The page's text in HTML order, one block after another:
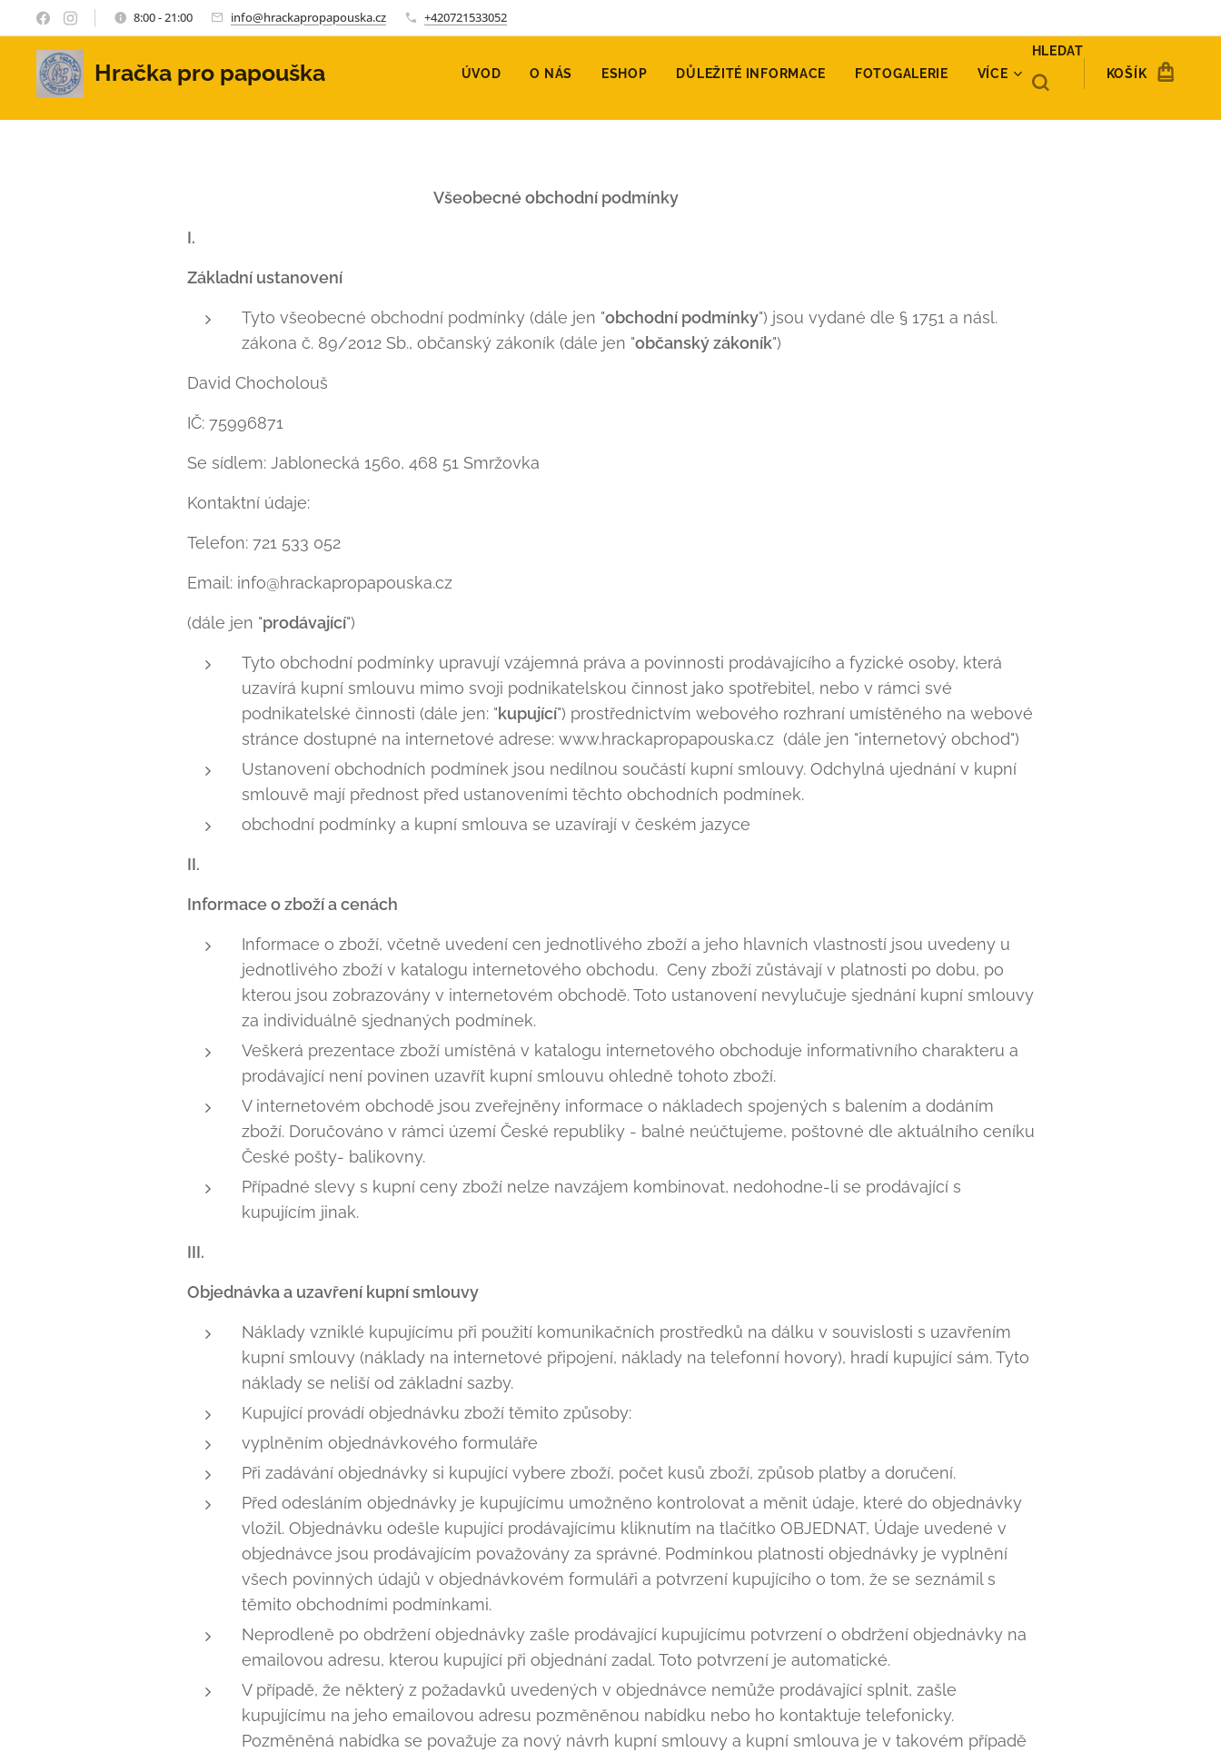
8:00 - 21:00 info@hrackapropapouska.cz +420721533052
Hračka pro papouška ÚVOD O NÁS ESHOP DŮLEŽITÉ INFORMACE FOTOGALERIE VÍCE
HLEDAT
KOŠÍK
Všeobecné obchodní podmínky
I.
Základní ustanovení
Tyto všeobecné obchodní podmínky (dále jen "obchodní podmínky") jsou vydané dle § 1751 a násl.
zákona č. 89/2012 Sb., občanský zákoník (dále jen "občanský zákoník")
David Chocholouš
IČ: 75996871
Se sídlem: Jablonecká 1560, 468 51 Smržovka
Kontaktní údaje:
Telefon: 721 533 052
Email: info@hrackapropapouska.cz
(dále jen "prodávající")
Tyto obchodní podmínky upravují vzájemná práva a povinnosti prodávajícího a fyzické osoby, která
uzavírá kupní smlouvu mimo svoji podnikatelskou činnost jako spotřebitel, nebo v rámci své
podnikatelské činnosti (dále jen: "kupující") prostřednictvím webového rozhraní umístěného na webové
stránce dostupné na internetové adrese: www.hrackapropapouska.cz (dále jen "internetový obchod")
Ustanovení obchodních podmínek jsou nedílnou součástí kupní smlouvy. Odchylná ujednání v kupní
smlouvě mají přednost před ustanoveními těchto obchodních podmínek.
obchodní podmínky a kupní smlouva se uzavírají v českém jazyce
II.
Informace o zboží a cenách
Informace o zboží, včetně uvedení cen jednotlivého zboží a jeho hlavních vlastností jsou uvedeny u
jednotlivého zboží v katalogu internetového obchodu. Ceny zboží zůstávají v platnosti po dobu, po
kterou jsou zobrazovány v internetovém obchodě. Toto ustanovení nevylučuje sjednání kupní smlouvy
za individuálně sjednaných podmínek.
Veškerá prezentace zboží umístěná v katalogu internetového obchoduje informativního charakteru a
prodávající není povinen uzavřít kupní smlouvu ohledně tohoto zboží.
V internetovém obchodě jsou zveřejněny informace o nákladech spojených s balením a dodáním
zboží. Doručováno v rámci území České republiky - balné neúčtujeme, poštovné dle aktuálního ceníku
České pošty- balikovny.
Případné slevy s kupní ceny zboží nelze navzájem kombinovat, nedohodne-li se prodávající s
kupujícím jinak.
III.
Objednávka a uzavření kupní smlouvy
Náklady vzniklé kupujícímu při použití komunikačních prostředků na dálku v souvislosti s uzavřením
kupní smlouvy (náklady na internetové připojení, náklady na telefonní hovory), hradí kupující sám. Tyto
náklady se neliší od základní sazby.
Kupující provádí objednávku zboží těmito způsoby:
vyplněním objednávkového formuláře
Při zadávání objednávky si kupující vybere zboží, počet kusů zboží, způsob platby a doručení.
Před odesláním objednávky je kupujícímu umožněno kontrolovat a měnit údaje, které do objednávky
vložil. Objednávku odešle kupující prodávajícímu kliknutím na tlačítko OBJEDNAT, Údaje uvedené v
objednávce jsou prodávajícím považovány za správné. Podmínkou platnosti objednávky je vyplnění
všech povinných údajů v objednávkovém formuláři a potvrzení kupujícího o tom, že se seznámil s
těmito obchodními podmínkami.
Neprodleně po obdržení objednávky zašle prodávající kupujícímu potvrzení o obdržení objednávky na
emailovou adresu, kterou kupující při objednání zadal. Toto potvrzení je automatické.
V případě, že některý z požadavků uvedených v objednávce nemůže prodávající splnit, zašle
kupujícímu na jeho emailovou adresu pozměněnou nabídku nebo ho kontaktuje telefonicky.
Pozměněná nabídka se považuje za nový návrh kupní smlouvy a kupní smlouva je v takovém případě